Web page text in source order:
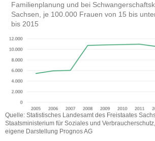
N
a
v
i
g
a
Familienplanung und bei
Sachsen, je 100.000 Frauen von 15 bis
bis 2015
Quelle: Statistisches Landesamt des Freistaates
Staatsministerium für Soziales und Verbraucherschutz,
eigene Darstellung Prognos AG